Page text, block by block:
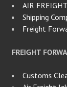
AIR
Shipping
Freight
FREIGHT
Customs